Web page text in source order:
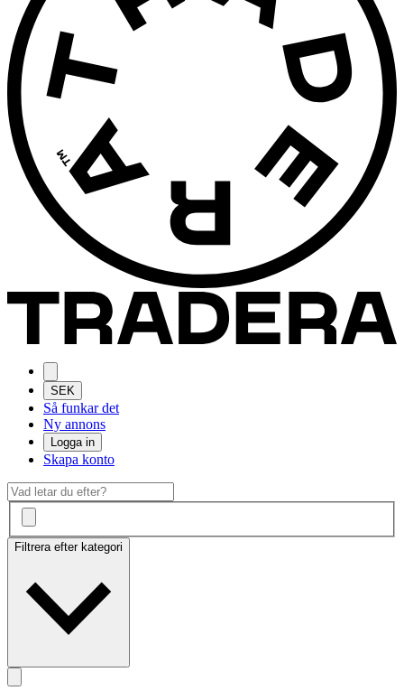
SEK
Så funkar det
Ny annons
Logga in
Skapa konto
Filtrera efter kategori